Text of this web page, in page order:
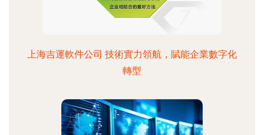
上海吉運軟件公司 技術實力領航，賦能企業數字化
轉型